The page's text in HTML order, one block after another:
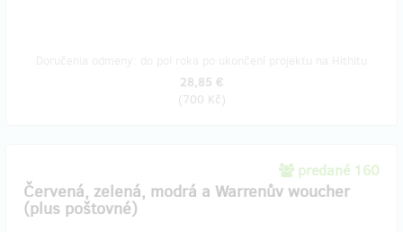
28,85 €
(700 Kč)
predané 160
Červená, zelená, modrá a Warrenův woucher
(plus poštovné)